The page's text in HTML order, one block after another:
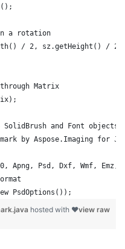
then a rotation
/ 2,
Matrix
and Font
by Aspose.Imaging
Apng, Psd, Dxf, Wmf, Emz,
PsdOptions());
view raw
hosted with ❤